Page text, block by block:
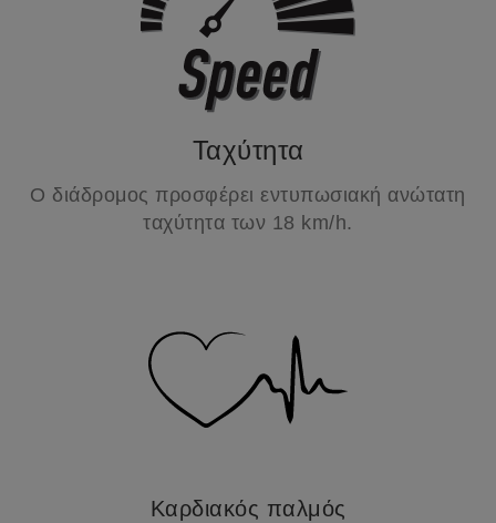
Ταχύτητα
Ο διάδρομος προσφέρει εντυπωσιακή ανώτατη
ταχύτητα των 18 km/h.
Καρδιακός παλμός